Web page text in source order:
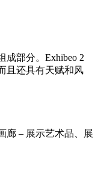
成部分。Exhibeo 2
且还具有天赋和风
廊 – 展示艺术品、展